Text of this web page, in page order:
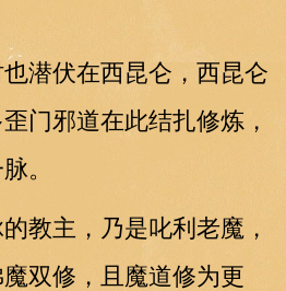
伏在西昆仑，西昆仑
门邪道在此结扎修炼，
。
主，乃是叱利老魔，
双修，且魔道修为更